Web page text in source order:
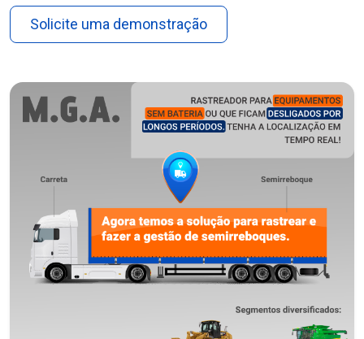
Solicite uma demonstração